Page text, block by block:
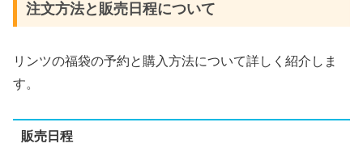
注文方法と販売日程について
リンツの福袋の予約と購入方法について詳しく紹介しま
す。
販売日程